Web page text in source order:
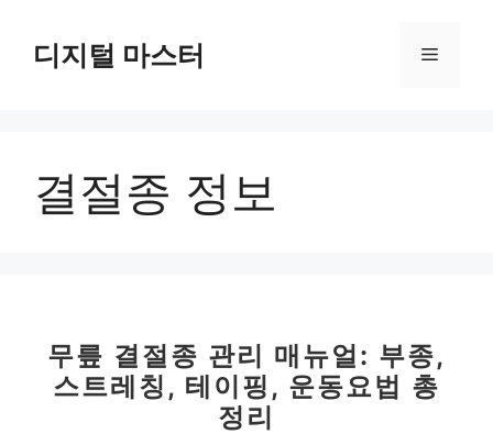
디지털 마스터 메
결절종 정보
무릎 결절종 관리 매뉴얼: 부종,
스트레칭, 테이핑, 운동요법 총
정리